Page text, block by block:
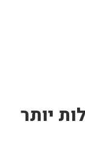
יותר